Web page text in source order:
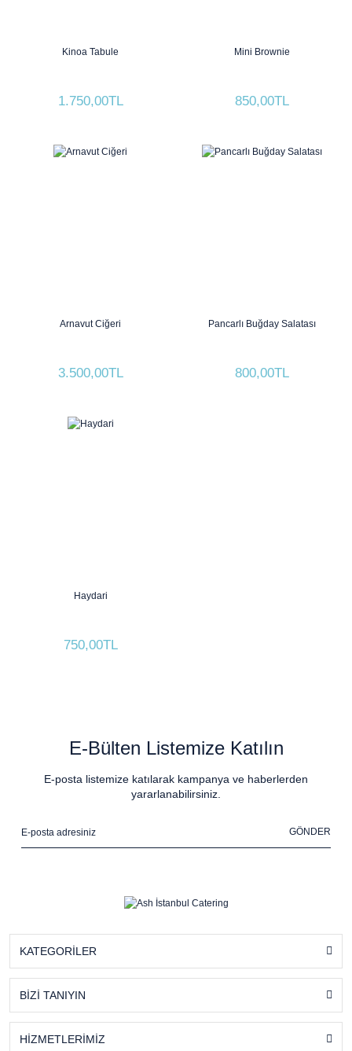
Kinoa Tabule
1.750,00TL
Mini Brownie
850,00TL
Arnavut Ciğeri
3.500,00TL
Pancarlı Buğday Salatası
800,00TL
Haydari
750,00TL
E-Bülten Listemize Katılın
E-posta listemize katılarak kampanya ve haberlerden
yararlanabilirsiniz.
GÖNDER
KATEGORİLER
BİZİ TANIYIN
HİZMETLERİMİZ